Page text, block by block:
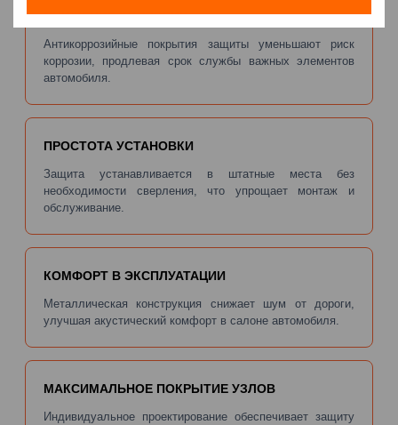
СНИЖЕНИЕ КОРРОЗИИ
Антикоррозийные покрытия защиты уменьшают риск
коррозии, продлевая срок службы важных элементов
автомобиля.
ПРОСТОТА УСТАНОВКИ
Защита устанавливается в штатные места без
необходимости сверления, что упрощает монтаж и
обслуживание.
КОМФОРТ В ЭКСПЛУАТАЦИИ
Металлическая конструкция снижает шум от дороги,
улучшая акустический комфорт в салоне автомобиля.
МАКСИМАЛЬНОЕ ПОКРЫТИЕ УЗЛОВ
Индивидуальное проектирование обеспечивает защиту